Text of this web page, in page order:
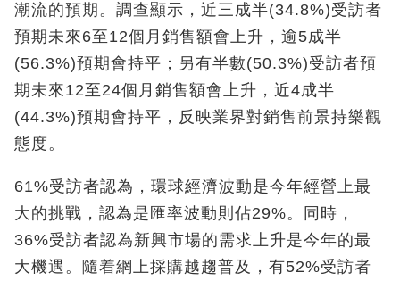
潮流的預期。調查顯示，近三成半(34.8%)受訪者
預期未來6至12個月銷售額會上升，逾5成半
(56.3%)預期會持平；另有半數(50.3%)受訪者預
期未來12至24個月銷售額會上升，近4成半
(44.3%)預期會持平，反映業界對銷售前景持樂觀
態度。
61%受訪者認為，環球經濟波動是今年經營上最
大的挑戰，認為是匯率波動則佔29%。同時，
36%受訪者認為新興市場的需求上升是今年的最
大機遇。隨着網上採購越趨普及，有52%受訪者